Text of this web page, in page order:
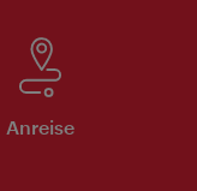
Anreise